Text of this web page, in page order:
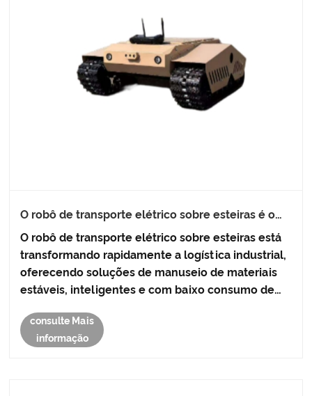
O robô de transporte elétrico sobre esteiras é o
serviços pesados ​​em terrenos complexos
O robô de transporte elétrico sobre esteiras está
transformando rapidamente a logística industrial,
oferecendo soluções de manuseio de materiais
estáveis, inteligentes e com baixo consumo de
exigentes. Este artigo explora sua estrutura,
recursos, aplicaçõe......
consulte Mais
informação